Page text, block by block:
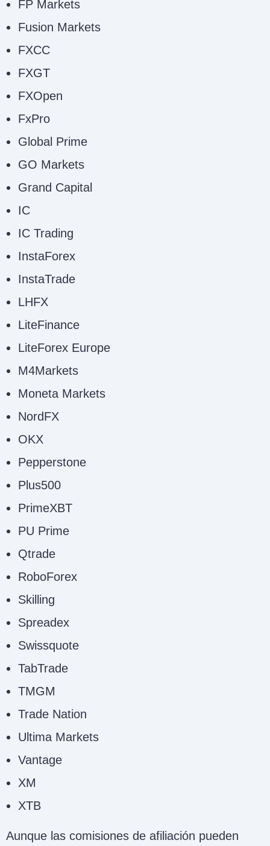
FP Markets
Fusion Markets
FXCC
FXGT
FXOpen
FxPro
Global Prime
GO Markets
Grand Capital
IC
IC Trading
InstaForex
InstaTrade
LHFX
LiteFinance
LiteForex Europe
M4Markets
Moneta Markets
NordFX
OKX
Pepperstone
Plus500
PrimeXBT
PU Prime
Qtrade
RoboForex
Skilling
Spreadex
Swissquote
TabTrade
TMGM
Trade Nation
Ultima Markets
Vantage
XM
XTB
Aunque las comisiones de afiliación pueden